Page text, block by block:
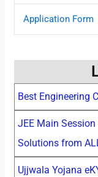
Application Form
Best Engineering
JEE Main
Solutions from
Ujjwala Yojana